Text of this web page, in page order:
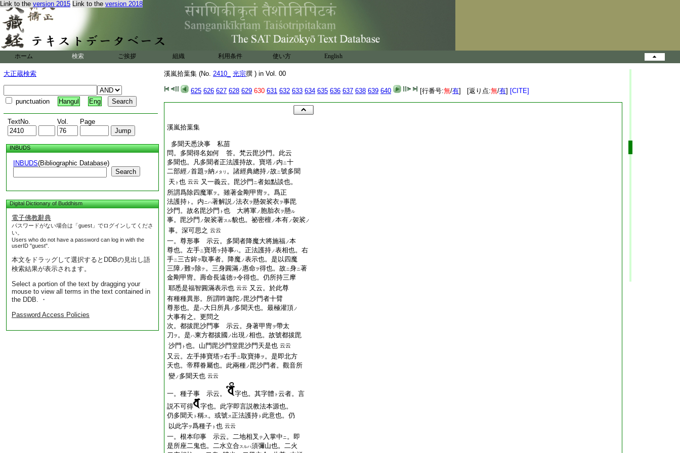
Link to the version 2015 Link to the version 2018
ホーム 検索 ご挨拶 組織 利用条件 使い方 English
大正蔵検索
punctuation Hangul Eng
TextNo. Vol. Page
INBUDS
INBUDS(Bibliographic Database)
Search
Digital Dictionary of Buddhism
電子佛教辭典
パスワードがない場合は「guest」でログインしてくださ
い。
Users who do not have a password can log in with the
userID "guest".
本文をドラッグして選択するとDDBの見出し語
検索結果が表示されます。
Select a portion of the text by dragging your
mouse to view all terms in the text contained in
the DDB. ・
Password Access Policies
溪嵐拾葉集 (No. 2410_ 光宗撰 ) in Vol. 00
625 626 627 628 629 630 631 632 633 634 635 636 637 638 639 640 [行番号:無/有] [返り点:無/有] [CITE]
溪嵐拾葉集
多聞天悉決事 私苗
問。多聞得名如何 答。梵云毘沙門。此云
多聞也。凡多聞者正法護持故。寶塔ノ 内ニ十
二部經ノ首題 ヲ納 メタリ 。諸經典總持ノ故ニ號多聞
天 ト 也 云云 又一義云。 毘沙門 ニ者如點談也。
所謂爲除四魔軍ヲ 。雖著金剛甲冑 ヲ 。爲正
法護持 ト 。内ニハ著解説ノ法衣ヲ懸袈裟衣ヲ事毘
沙門。故名毘沙門 ト 也 大將軍ノ 胞胎衣ヲ懸ル
事。毘沙門 ノ袈裟著スル貌也。祕密檀ノ本有ノ袈裟ノ
事。深可思之 云云
一。尊形事 示云。多聞者降魔大將施福ノ本
尊也。左手ニ寶塔ヲ持事ハ。正法護持ノ表相也。右
手ニ三古鉾ヲ取事者。降魔ノ表示也。是以四魔
三障ノ難ヲ 除テ。三身圓滿ノ惠命 ヲ得也。故ニ身ニ著
金剛甲冑。壽命長遠徳ヲ令得也。仍所持三摩
耶悉是福智圓滿表示也 云云 又云。於此尊
有種種異形。所謂吽迦陀ノ 毘沙門者十臂
尊形也。是ハ大日所具ノ 多聞天也。最極灌頂ノ
大事有之。更問之
次。都拔毘沙門事 示云。身著甲冑 ヲ帶太
刀 ヲ 。是ハ東方都拔國 ノ出現ノ相也。故號都拔毘
沙門 ト 也。山門毘沙門堂毘沙門天是也 云云
又云。左手捧寶塔ヲ右手ニ取寶捧ヲ 。是即北方
天也。帝釋眷屬也。此兩種ノ 毘沙門者。觀音所
變ノ 多聞天也 云云
一。種子事 示云。 字也。其字體 ト 云者。言
説不可得
字也。此字即言説教法本源也。
仍多聞天 ト 稱ス 。或號ス正法護持 ト 此意也。仍
以此字ヲ爲種子 ト 也 云云
一。根本印事 示云。二地相叉 テ 入掌中ニ。即
是所座二鬼也。二水立合スルハ須彌山也。二火